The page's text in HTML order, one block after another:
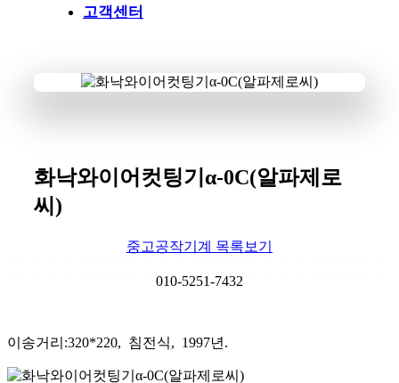
고객센터
화낙와이어컷팅기α-0C(알파제로
씨)
중고공작기계 목록보기
010-5251-7432
이송거리:320*220, 침전식, 1997년.